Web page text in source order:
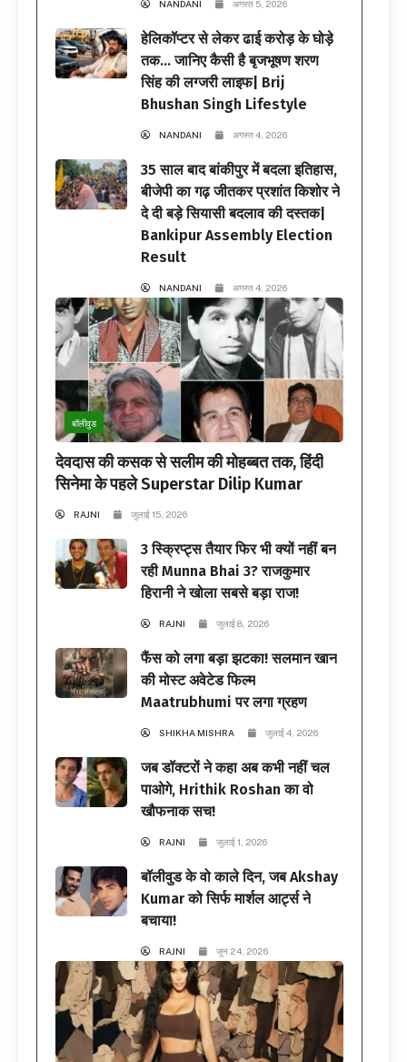
NANDANI अगस्त 5, 2026
हेलिकॉप्टर से लेकर ढाई करोड़ के घोड़े
तक… जानिए कैसी है बृजभूषण शरण
सिंह की लग्जरी लाइफ| Brij
Bhushan Singh Lifestyle
NANDANI अगस्त 4, 2026
35 साल बाद बांकीपुर में बदला इतिहास,
बीजेपी का गढ़ जीतकर प्रशांत किशोर ने
दे दी बड़े सियासी बदलाव की दस्तक|
Bankipur Assembly Election
Result
NANDANI अगस्त 4, 2026
बॉलीवुड
देवदास की कसक से सलीम की मोहब्बत तक, हिंदी
सिनेमा के पहले Superstar Dilip Kumar
RAJNI जुलाई 15, 2026
3 स्क्रिप्ट्स तैयार फिर भी क्यों नहीं बन
रही Munna Bhai 3? राजकुमार
हिरानी ने खोला सबसे बड़ा राज!
RAJNI जुलाई 8, 2026
फैंस को लगा बड़ा झटका! सलमान खान
की मोस्ट अवेटेड फिल्म
Maatrubhumi पर लगा ग्रहण
SHIKHA MISHRA जुलाई 4, 2026
जब डॉक्टरों ने कहा अब कभी नहीं चल
पाओगे, Hrithik Roshan का वो
खौफनाक सच!
RAJNI जुलाई 1, 2026
बॉलीवुड के वो काले दिन, जब Akshay
Kumar को सिर्फ मार्शल आर्ट्स ने
बचाया!
RAJNI जून 24, 2026